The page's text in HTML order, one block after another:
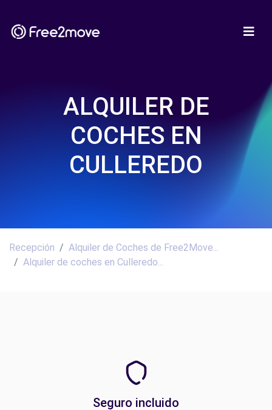
ALQUILER DE
COCHES EN
CULLEREDO
Recepción
Alquiler de Coches de Free2Move...
Alquiler de coches en Culleredo...
Seguro incluido